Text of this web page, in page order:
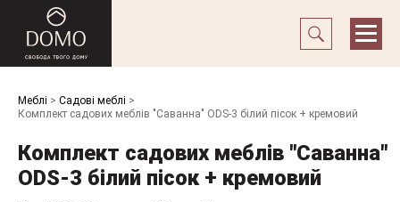
Меблі > Садові меблі >
Комплект садових меблів "Саванна" ODS-3 білий пісок + кремовий
Комплект садових меблів "Саванна"
ODS-3 білий пісок + кремовий